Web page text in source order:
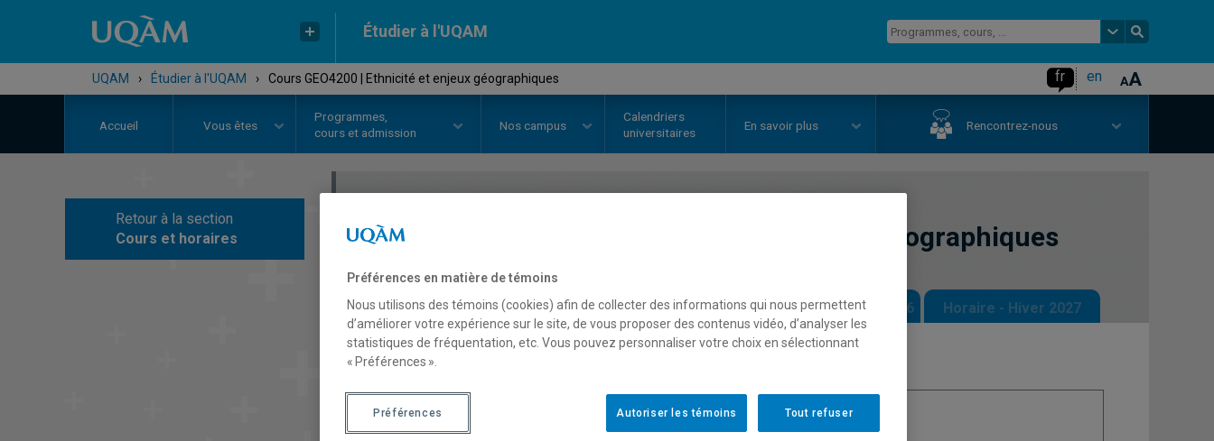
Étudier à l'UQAM
UQAM › Étudier à l'UQAM › Cours GEO4200 | Ethnicité et enjeux géographiques fr en
Accueil Vous êtes
Programmes,
cours et admission
Nos campus
Calendriers
universitaires
En savoir plus Rencontrez-nous
Retour à la section
Cours et horaires
COURS Ethnicité et enjeux géographiques
Description Horaire - Été 2026 Horaire - Automne 2026 Horaire - Hiver 2027
Cycle: 1
Discipline: Géographie
Préférences en matière de témoins
Nous utilisons des témoins (cookies) afin de collecter des informations qui nous permettent
d’améliorer votre expérience sur le site, de vous proposer des contenus vidéo, d’analyser les
statistiques de fréquentation, etc. Vous pouvez personnaliser votre choix en sélectionnant
« Préférences ».
Tout refuser
Autoriser les témoins
Préférences